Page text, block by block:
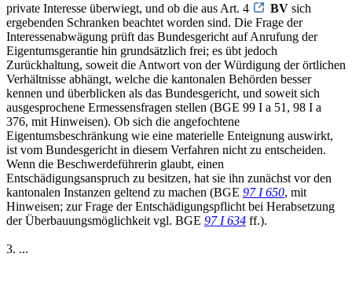
private Interesse überwiegt, und ob die aus Art. 4
BV sich
ergebenden Schranken beachtet worden sind. Die Frage der
Interessenabwägung prüft das Bundesgericht auf Anrufung der
Eigentumsgerantie hin grundsätzlich frei; es übt jedoch
Zurückhaltung, soweit die Antwort von der Würdigung der örtlichen
Verhältnisse abhängt, welche die kantonalen Behörden besser
kennen und überblicken als das Bundesgericht, und soweit sich
ausgesprochene Ermessensfragen stellen (BGE 99 I a 51, 98 I a
376, mit Hinweisen). Ob sich die angefochtene
Eigentumsbeschränkung wie eine materielle Enteignung auswirkt,
ist vom Bundesgericht in diesem Verfahren nicht zu entscheiden.
Wenn die Beschwerdeführerin glaubt, einen
Entschädigungsanspruch zu besitzen, hat sie ihn zunächst vor den
kantonalen Instanzen geltend zu machen (BGE 97 I 650, mit
Hinweisen; zur Frage der Entschädigungspflicht bei Herabsetzung
der Überbauungsmöglichkeit vgl. BGE 97 I 634 ff.).
3. ...